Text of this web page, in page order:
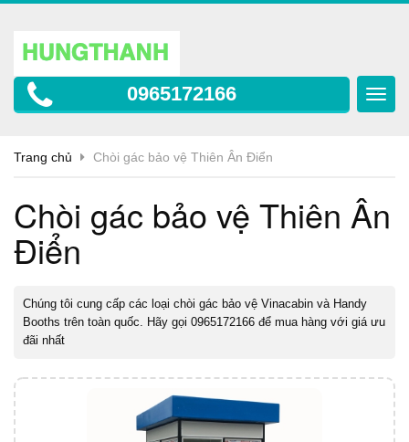
0965172166
Trang chủ Chòi gác bảo vệ Thiên Ân Điển
Chòi gác bảo vệ Thiên Ân
Điển
Chúng tôi cung cấp các loại chòi gác bảo vệ Vinacabin và Handy
Booths trên toàn quốc. Hãy gọi 0965172166 để mua hàng với giá ưu
đãi nhất